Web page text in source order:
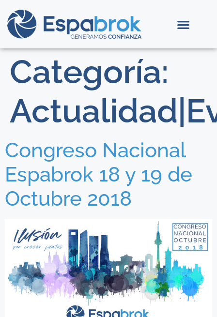
Categoría:
Congreso Nacional
Espabrok 18 y 19 de
Octubre 2018